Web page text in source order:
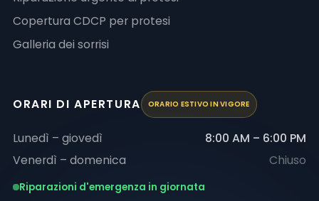
Copertura CDCP per protesi
Galleria dei sorrisi
ORARI DI APERTURA ORARIO ESTIVO IN VIGORE
Lunedì – giovedì
8:00 AM – 6:00 PM
Venerdì – domenica
Chiuso
Riparazioni d'emergenza in giornata